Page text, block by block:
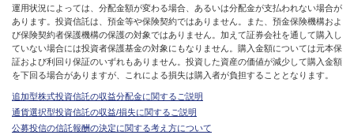
運用状況によっては、分配金額が変わる場合、あるいは分配金が支払われない場合が
あります。投資信託は、預金等や保険契約ではありません。また、預金保険機構およ
び保険契約者保護機構の保護の対象ではありません。加えて証券会社を通して購入し
ていない場合には投資者保護基金の対象にもなりません。購入金額については元本保
証および利回り保証のいずれもありません。投資した資産の価値が減少して購入金額
を下回る場合がありますが、これによる損失は購入者が負担することとなります。
追加型株式投資信託の収益分配金に関するご説明
通貨選択型投資信託の収益/損失に関するご説明
公募投信の信託報酬の決定に関する考え方について